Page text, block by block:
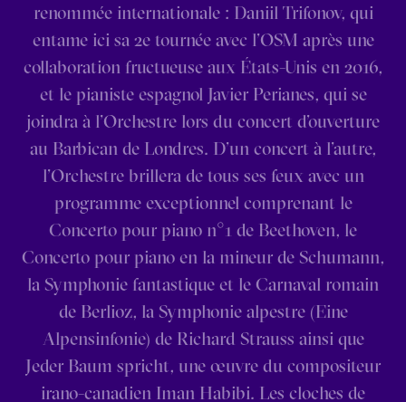
renommée internationale : Daniil Trifonov, qui
entame ici sa 2e tournée avec l’OSM après une
collaboration fructueuse aux États-Unis en 2016,
et le pianiste espagnol Javier Perianes, qui se
joindra à l’Orchestre lors du concert d’ouverture
au Barbican de Londres. D’un concert à l’autre,
l’Orchestre brillera de tous ses feux avec un
programme exceptionnel comprenant le
Concerto pour piano n°1 de Beethoven, le
Concerto pour piano en la mineur de Schumann,
la Symphonie fantastique et le Carnaval romain
de Berlioz, la Symphonie alpestre (Eine
Alpensinfonie) de Richard Strauss ainsi que
Jeder Baum spricht, une œuvre du compositeur
irano-canadien Iman Habibi. Les cloches de